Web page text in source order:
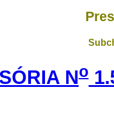
No